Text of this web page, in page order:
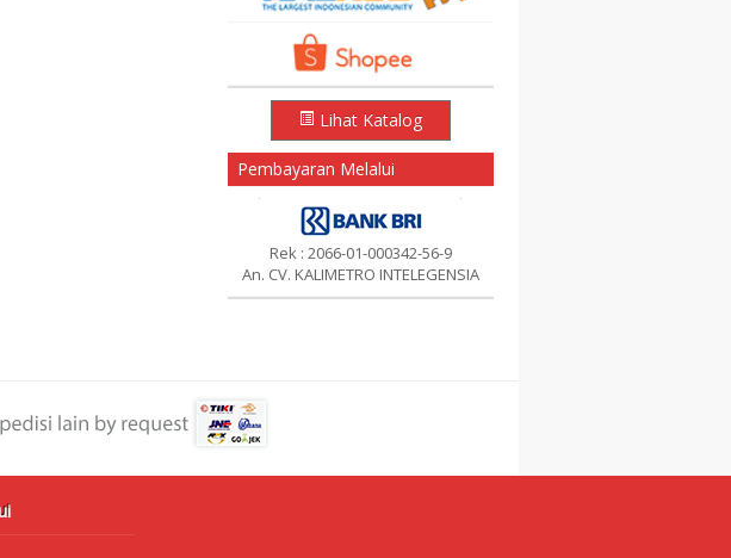
Lihat Katalog
Pembayaran Melalui
Rek : 2066-01-000342-56-9
An. CV. KALIMETRO INTELEGENSIA